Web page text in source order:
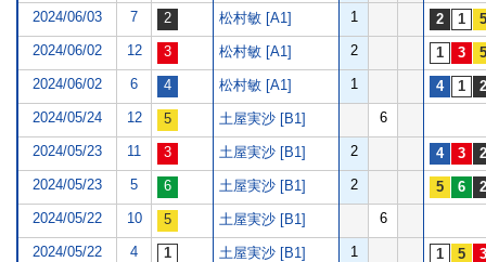
2024/06/03 7 松村敏 [A1] 1
2024/06/02 12 松村敏 [A1] 2
2024/06/02 6 松村敏 [A1] 1
2024/05/24 12 土屋実沙 [B1] 6
2024/05/23 11 土屋実沙 [B1] 2
2024/05/23 5 土屋実沙 [B1] 2
2024/05/22 10 土屋実沙 [B1] 6
2024/05/22 4 土屋実沙 [B1] 1